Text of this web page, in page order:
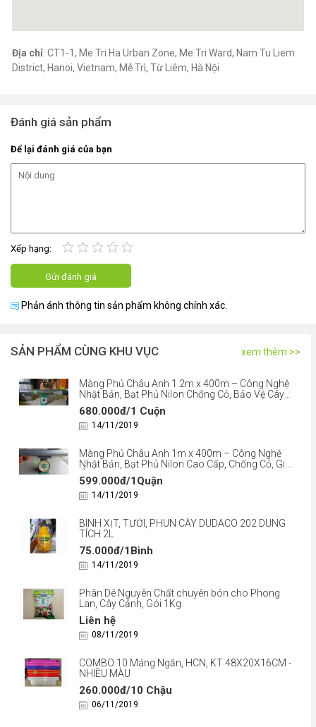
Địa chỉ: CT1-1, Me Tri Ha Urban Zone, Me Tri Ward, Nam Tu Liem
District, Hanoi, Vietnam, Mễ Trì, Từ Liêm, Hà Nội
Đánh giá sản phẩm
Để lại đánh giá của bạn
Xếp hạng:
Phản ánh thông tin sản phẩm không chính xác.
SẢN PHẨM CÙNG KHU VỤC xem thêm >>
Màng Phủ Châu Anh 1.2m x 400m – Công Nghệ
Nhật Bản, Bạt Phủ Nilon Chống Cỏ, Bảo Vệ Cây
Trồng
680.000đ/1 Cuộn
14/11/2019
Màng Phủ Châu Anh 1m x 400m – Công Nghệ
Nhật Bản, Bạt Phủ Nilon Cao Cấp, Chống Cỏ, Giữ
Ẩm
599.000đ/1Quận
14/11/2019
BÌNH XỊT, TƯỚI, PHUN CÂY DUDACO 202 DUNG
TÍCH 2L
75.000đ/1Bình
14/11/2019
Phân Dê Nguyên Chất chuyên bón cho Phong
Lan, Cây Cảnh, Gói 1Kg
Liên hệ
08/11/2019
COMBO 10 Máng Ngắn, HCN, KT 48X20X16CM -
NHIỀU MÀU
260.000đ/10 Chậu
06/11/2019